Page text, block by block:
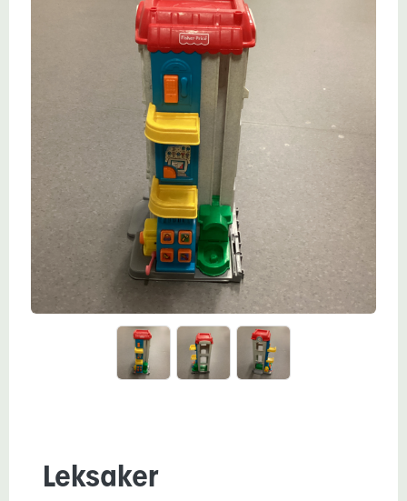
Leksaker